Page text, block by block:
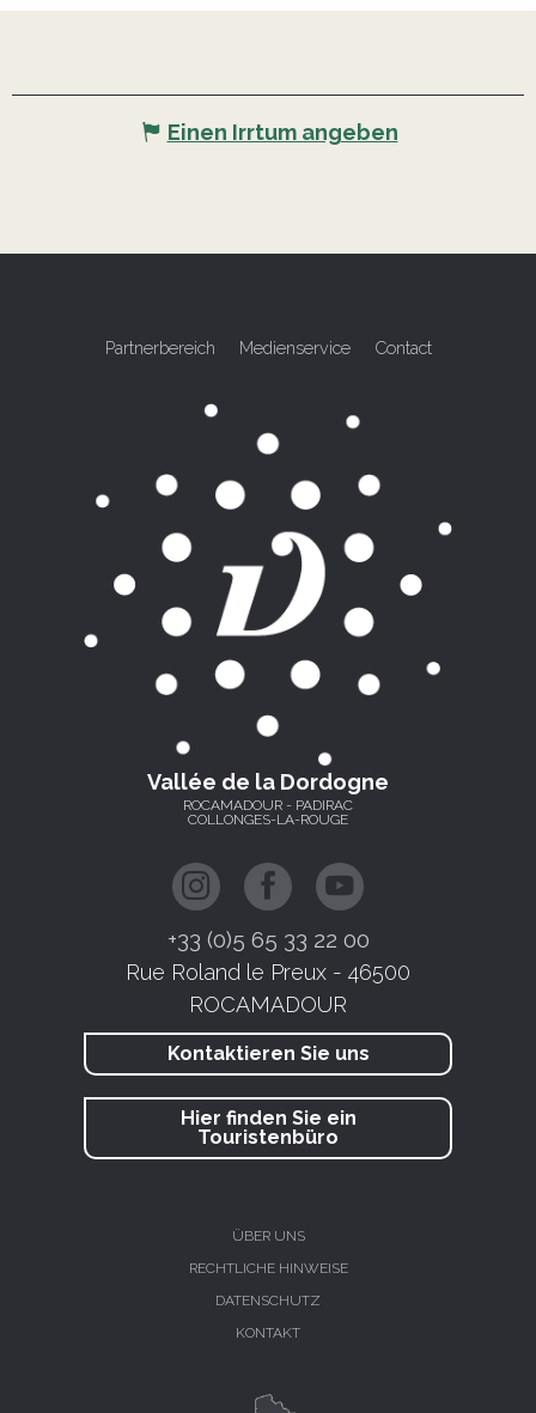
Einen Irrtum angeben
Partnerbereich Medienservice Contact
Vallée de la Dordogne
ROCAMADOUR - PADIRAC
COLLONGES-LA-ROUGE
+33 (0)5 65 33 22 00
Rue Roland le Preux - 46500
ROCAMADOUR
Kontaktieren Sie uns
Hier finden Sie ein
Touristenbüro
ÜBER UNS
RECHTLICHE HINWEISE
DATENSCHUTZ
KONTAKT